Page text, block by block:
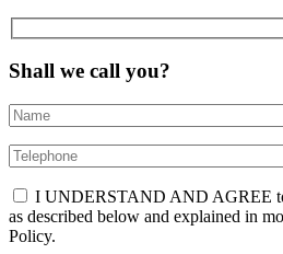
Shall we call you?
I UNDERSTAND AND AGREE
as described below and explained in
Policy.